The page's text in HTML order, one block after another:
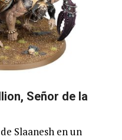
Señor de la
Slaanesh en un